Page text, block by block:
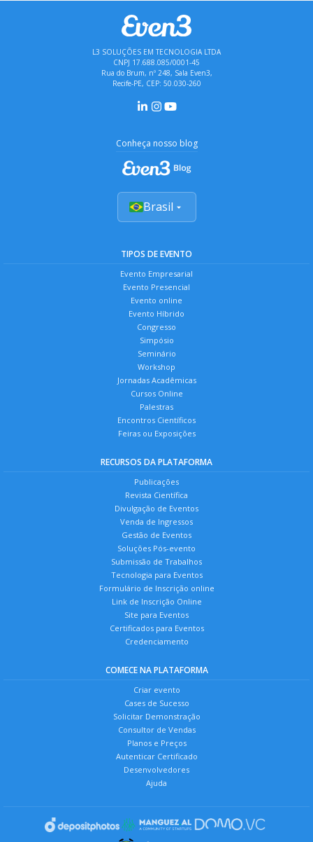
L3 SOLUÇÕES EM TECNOLOGIA LTDA
CNPJ 17.688.085/0001-45
Rua do Brum, nº 248, Sala Even3,
Recife-PE, CEP: 50.030-260
Conheça nosso blog
Brasil
TIPOS DE EVENTO
Evento Empresarial
Evento Presencial
Evento online
Evento Híbrido
Congresso
Simpósio
Seminário
Workshop
Jornadas Acadêmicas
Cursos Online
Palestras
Encontros Científicos
Feiras ou Exposições
RECURSOS DA PLATAFORMA
Publicações
Revista Científica
Divulgação de Eventos
Venda de Ingressos
Gestão de Eventos
Soluções Pós-evento
Submissão de Trabalhos
Tecnologia para Eventos
Formulário de Inscrição online
Link de Inscrição Online
Site para Eventos
Certificados para Eventos
Credenciamento
COMECE NA PLATAFORMA
Criar evento
Cases de Sucesso
Solicitar Demonstração
Consultor de Vendas
Planos e Preços
Autenticar Certificado
Desenvolvedores
Ajuda